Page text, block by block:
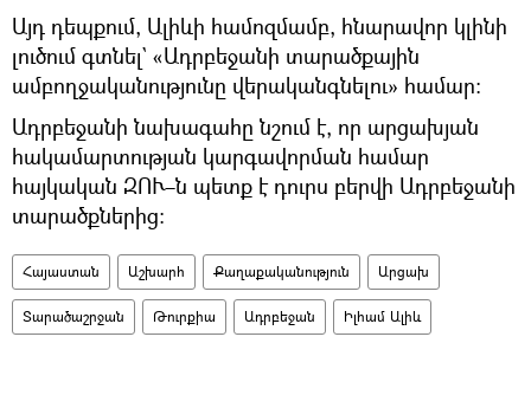
Այդ դեպքում, Ալիևի համոզմամբ, հնարավոր կլինի
լուծում գտնել` «Ադրբեջանի տարածքային
ամբողջականությունը վերականգնելու» համար։
Ադրբեջանի նախագահը նշում է, որ արցախյան
հակամարտության կարգավորման համար
հայկական ԶՈՒ–ն պետք է դուրս բերվի Ադրբեջանի
տարածքներից։
Հայաստան Աշխարհ Քաղաքականություն Արցախ
Տարածաշրջան Թուրքիա Ադրբեջան Իլհամ Ալիև